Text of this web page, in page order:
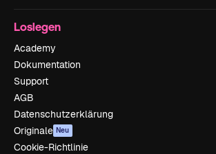
Loslegen
Academy
Dokumentation
Support
AGB
Datenschutzerklärung
Originale Neu
Cookie-Richtlinie